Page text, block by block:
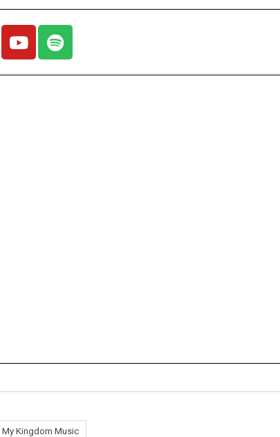
My Kingdom Music